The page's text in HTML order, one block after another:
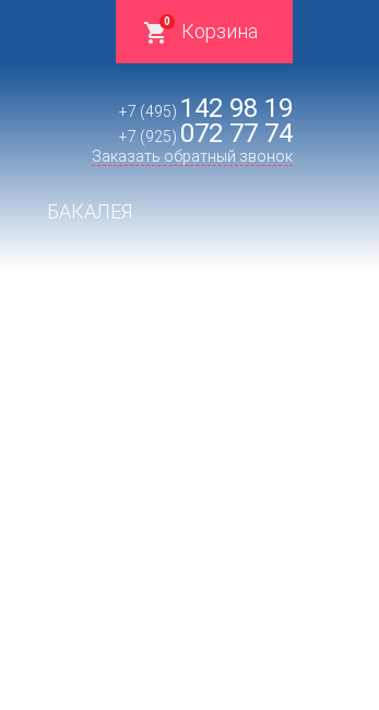
Корзина
0
+7 (495) 142 98 19
+7 (925) 072 77 74
Заказать обратный звонок
БАКАЛЕЯ